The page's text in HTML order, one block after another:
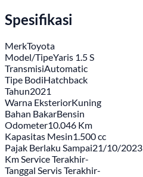
Spesifikasi
MerkToyota
Model/TipeYaris 1.5 S
TransmisiAutomatic
Tipe BodiHatchback
Tahun2021
Warna EksteriorKuning
Bahan BakarBensin
Odometer10.046 Km
Kapasitas Mesin1.500 cc
Pajak Berlaku Sampai21/10/2023
Km Service Terakhir-
Tanggal Servis Terakhir-